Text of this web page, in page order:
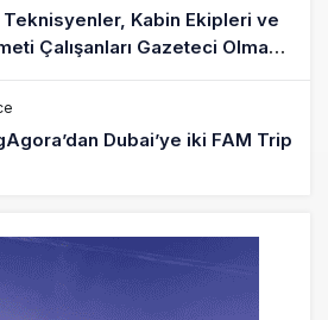
Teknisyenler, Kabin Ekipleri ve
Çalışanları Gazeteci Olmaya
Dubai’ye iki FAM Trip
Rus Turist İçin Yeni